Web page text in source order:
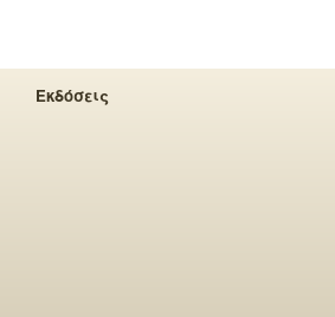
Εκδόσεις